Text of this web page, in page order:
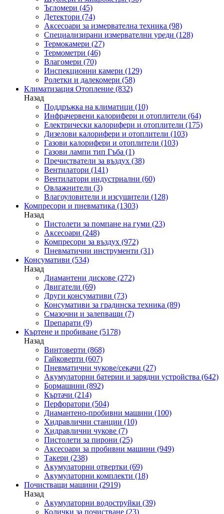
Ъгломери (45)
Детектори (74)
Аксесоари за измервателна техника (98)
Специализирани измервателни уреди (128)
Термокамери (27)
Термометри (46)
Влагомери (70)
Инспекционни камери (129)
Ролетки и далекомери (58)
Климатизация Отопление (832)
Назад
Поддръжка на климатици (10)
Инфрачервени калорифери и отоплители (64)
Електрически калорифери и отоплители (175)
Дизелови калорифери и отоплители (103)
Газови калорифери и отоплители (103)
Газови лампи тип Гъба (1)
Пречистватели за въздух (38)
Вентилатори (141)
Вентилатори индустриални (60)
Овлажнители (3)
Влагоуловители и изсушители (128)
Компресори и пневматика (1303)
Назад
Пистолети за помпане на гуми (23)
Аксесоари (248)
Компресори за въздух (972)
Пневматични инструменти (31)
Консумативи (534)
Назад
Диамантени дискове (272)
Двигатели (69)
Други консумативи (73)
Консумативи за градинска техника (89)
Смазочни и залепващи (7)
Препарати (9)
Къртене и пробиване (5178)
Назад
Винтоверти (868)
Гайковерти (607)
Пневматични чукове/секачи (27)
Акумулаторни батерии и зарядни устройства (642)
Бормашини (892)
Къртачи (214)
Перфоратори (504)
Диамантено-пробивни машини (100)
Хидравлични станции (10)
Хидравлични чукове (7)
Пистолети за пирони (25)
Аксесоари за пробивни машини (949)
Такери (238)
Акумулаторни отвертки (69)
Акумулаторни комплекти (18)
Почистващи машини (2919)
Назад
Акумулаторни водоструйки (39)
Колички за почистване (23)